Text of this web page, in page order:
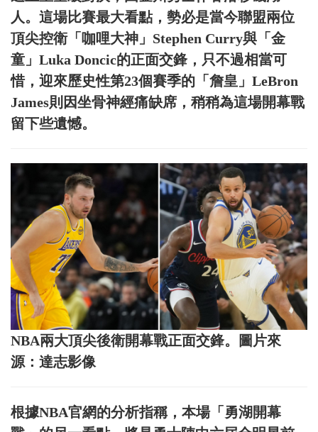
人。這場比賽最大看點，勢必是當今聯盟兩位
頂尖控衛「咖哩大神」Stephen Curry與「金
童」Luka Doncic的正面交鋒，只不過相當可
惜，迎來歷史性第23個賽季的「詹皇」LeBron
James則因坐骨神經痛缺席，稍稍為這場開幕戰
留下些遺憾。
NBA兩大頂尖後衛開幕戰正面交鋒。圖片來
源：達志影像
根據NBA官網的分析指稱，本場「勇湖開幕